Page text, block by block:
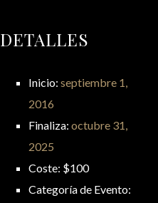
DETALLES
Inicio: septiembre 1,
2016
Finaliza: octubre 31,
2025
Coste: $100
Categoría de Evento: